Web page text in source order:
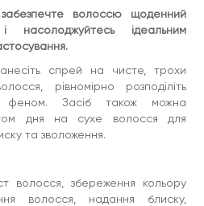
волоссю щоденний
насолоджуйтесь ідеальним
спрей на чисте, трохи
рівномірно розподіліть
феном. Засіб також можна
дня на сухе волосся для
та зволоження.
волосся, збереження кольору
волосся, надання блиску,